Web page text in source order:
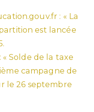
: « La
est lancée
« Solde de la taxe
campagne de
le 26 septembre